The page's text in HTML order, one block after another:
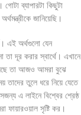
ব্যাপারটা কিছুটা
জানিয়েছি।
এই অর্থগুলো যেন
দূর করার স্বার্থে। এখানে
তা আজও আমরা বুঝে
তুলে ধরে নিয়ে যেতে
এ লাইনে বিশ্বের শ্রেষ্ঠ
ফায়ারওয়াল সৃষ্টি কর।